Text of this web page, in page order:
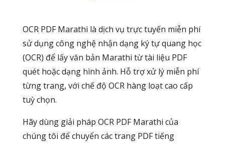
OCR PDF Marathi là dịch vụ trực tuyến miễn phí
sử dụng công nghệ nhận dạng ký tự quang học
(OCR) để lấy văn bản Marathi từ tài liệu PDF
quét hoặc dạng hình ảnh. Hỗ trợ xử lý miễn phí
từng trang, với chế độ OCR hàng loạt cao cấp
tuỳ chọn.
Hãy dùng giải pháp OCR PDF Marathi của
chúng tôi để chuyển các trang PDF tiếng